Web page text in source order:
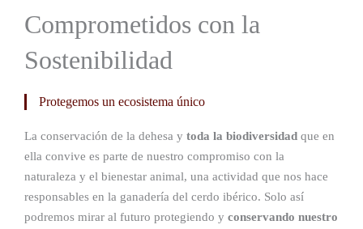
Comprometidos con la
Sostenibilidad
Protegemos un ecosistema único
La conservación de la dehesa y toda la biodiversidad que en
ella convive es parte de nuestro compromiso con la
naturaleza y el bienestar animal, una actividad que nos hace
responsables en la ganadería del cerdo ibérico. Solo así
podremos mirar al futuro protegiendo y conservando nuestro